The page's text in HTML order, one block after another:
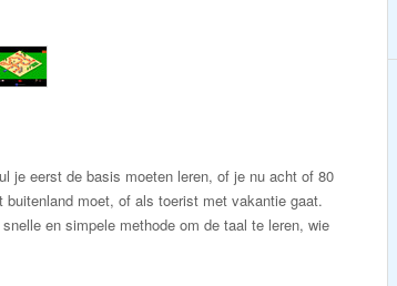
je eerst de basis moeten leren, of je nu acht of 80
buitenland moet, of als toerist met vakantie gaat.
en simpele methode om de taal te leren, wie